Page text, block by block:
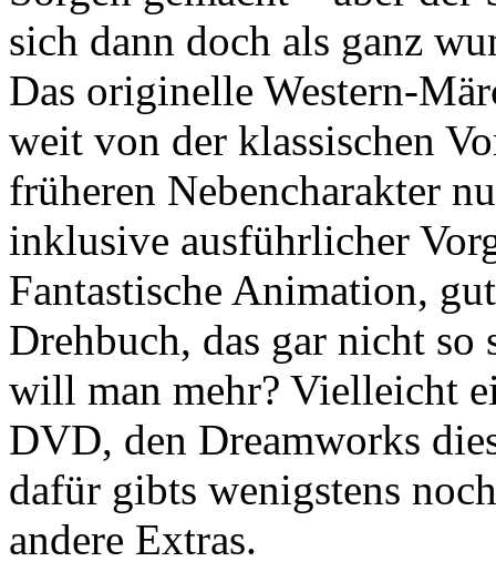
sich dann doch als ganz
Das originelle Western-
weit von der klassischen
früheren Nebencharakter
inklusive ausführlicher
Fantastische Animation,
Drehbuch, das gar nicht so
will man mehr? Vielleicht
DVD, den Dreamworks
dafür gibts wenigstens
andere Extras.